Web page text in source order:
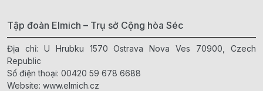
Tập đoàn Elmich – Trụ sở Cộng hòa Séc
Địa chỉ: U Hrubku 1570 Ostrava Nova Ves 70900, Czech
Republic
Số điện thoại: 00420 59 678 6688
Website: www.elmich.cz